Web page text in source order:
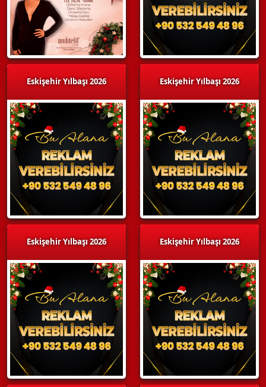
Eskişehir Yılbaşı 2026
Eskişehir Yılbaşı 2026
Eskişehir Yılbaşı 2026
Eskişehir Yılbaşı 2026